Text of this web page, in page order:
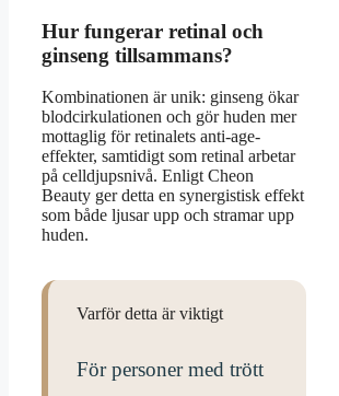
Hur fungerar retinal och
ginseng tillsammans?
Kombinationen är unik: ginseng ökar
blodcirkulationen och gör huden mer
mottaglig för retinalets anti-age-
effekter, samtidigt som retinal arbetar
på celldjupsnivå. Enligt Cheon
Beauty ger detta en synergistisk effekt
som både ljusar upp och stramar upp
huden.
Varför detta är viktigt
För personer med trött